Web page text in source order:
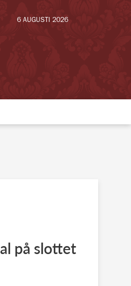
6 AUGUSTI 2026
på slottet